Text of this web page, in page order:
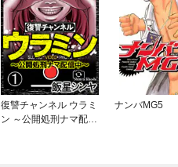
復讐チャンネル ウラミ
ン ～公開処刑ナマ配信
ナンバMG5